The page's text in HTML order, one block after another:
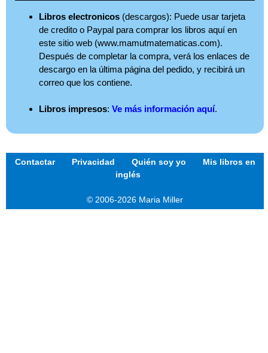
Libros electronicos (descargos): Puede usar tarjeta
de credito o Paypal para comprar los libros aquí en
este sitio web (www.mamutmatematicas.com).
Después de completar la compra, verá los enlaces de
descargo en la última página del pedido, y recibirá un
correo que los contiene.
Libros impresos: Ve más información aquí.
Contactar Privacidad Quién soy yo
Mis libros en
inglés
© 2006-2026 Maria Miller